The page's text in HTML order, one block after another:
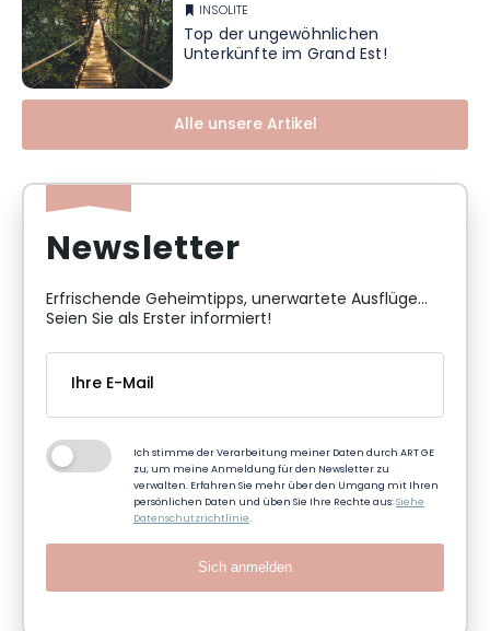
INSOLITE
Top der ungewöhnlichen
Unterkünfte im Grand Est!
Alle unsere Artikel
Newsletter
Erfrischende Geheimtipps, unerwartete Ausflüge...
Seien Sie als Erster informiert!
Ich stimme der Verarbeitung meiner Daten durch ART GE
zu, um meine Anmeldung für den Newsletter zu
verwalten. Erfahren Sie mehr über den Umgang mit Ihren
persönlichen Daten und üben Sie Ihre Rechte aus:Siehe
Datenschutzrichtlinie.
Sich anmelden